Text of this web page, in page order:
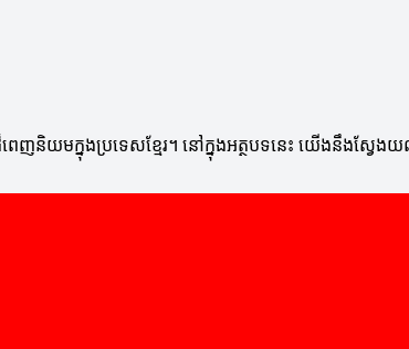
មក្នុងប្រទេសខ្មែរ។ នៅក្នុងអត្ថបទនេះ យើងនឹងស្វែងយល់ពី